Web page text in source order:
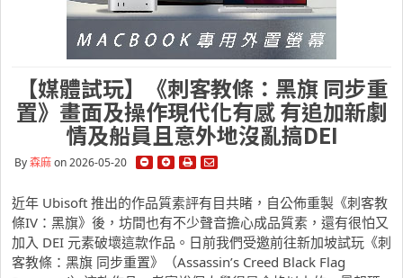
【媒體試玩】《刺客教條：黑旗 同步重
置》畫面及操作現代化有感 有追加新劇
情及船員且意外地沒亂搞DEI
By森麻on 2026-05-20
近年 Ubisoft 推出的作品質素評有目共睹，自公佈重製《刺客教
條IV：黑旗》後，坊間也有不少聲音擔心成品質素，還有很怕又
加入 DEI 元素破壞這款作品。日前我們受邀前往新加坡試玩《刺
客教條：黑旗 同步重置》（Assassin’s Creed Black Flag